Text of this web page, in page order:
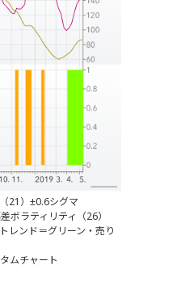
21）±0.6シグマ
ボラティリティ（26）
ンド＝グリーン・売り
ムチャート